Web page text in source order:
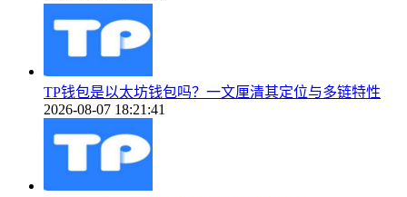
TP钱包是以太坊钱包吗？一文厘清其定位与多链特性
2026-08-07 18:21:41